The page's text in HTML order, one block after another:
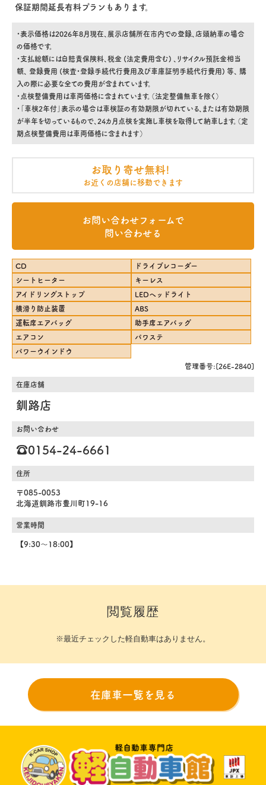
保証期間延長有料プランもあります。
・表示価格は2026年8月現在、展示店舗所在市内での登録、店頭納車の場合
の価格です。
・支払総額には自賠責保険料、税金 (法定費用含む) 、リサイクル預託金相当
額、 登録費用 (検査・登録手続代行費用及び車庫証明手続代行費用) 等、 購
入の際に必要な全ての費用が含まれています。
・点検整備費用は車両価格に含まれています。（法定整備無車を除く）
・「車検2年付」表示の場合は車検証の有効期限が切れている、または有効期限
が半年を切っているもので、24カ月点検を実施し車検を取得して納車します。（定
期点検整備費用は車両価格に含まれます）
お取り寄せ無料!
お近くの店舗に移動できます
お問い合わせフォームで
問い合わせる
CD
ドライブレコーダー
シートヒーター
キーレス
アイドリングストップ
LEDヘッドライト
横滑り防止装置
ABS
運転席エアバッグ
助手席エアバッグ
エアコン
パワステ
パワーウインドウ
管理番号:[26E-2840]
在庫店舗
釧路店
お問い合わせ
☎️0154-24-6661
住所
〒085-0053
北海道釧路市豊川町19-16
営業時間
【9:30～18:00】
閲覧履歴
※最近チェックした軽自動車はありません。
在庫車一覧を見る